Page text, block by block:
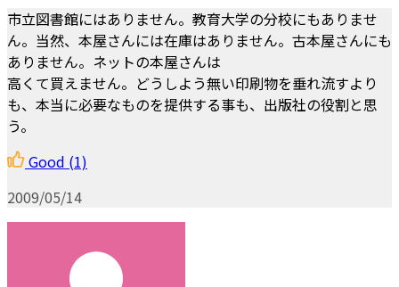
市立図書館にはありません。教育大学の分校にもありませ
ん。当然、本屋さんには在庫はありません。古本屋さんにも
ありません。ネットの本屋さんは
高くて買えません。どうしよう無い印刷物を垂れ流すより
も、本当に必要なものを提供する事も、出版社の役割と思
う。
Good (1)
2009/05/14